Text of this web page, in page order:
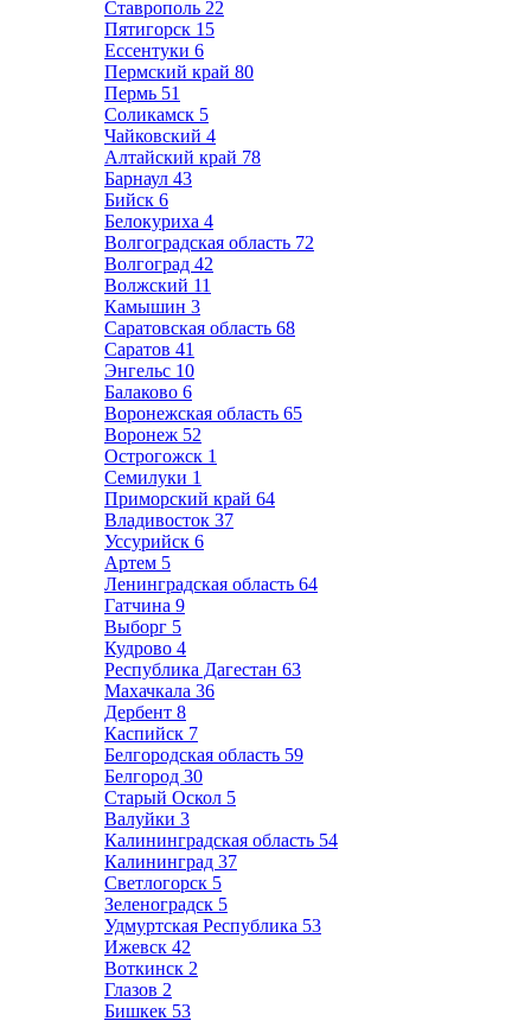
Ставрополь 22
Пятигорск 15
Ессентуки 6
Пермский край 80
Пермь 51
Соликамск 5
Чайковский 4
Алтайский край 78
Барнаул 43
Бийск 6
Белокуриха 4
Волгоградская область 72
Волгоград 42
Волжский 11
Камышин 3
Саратовская область 68
Саратов 41
Энгельс 10
Балаково 6
Воронежская область 65
Воронеж 52
Острогожск 1
Семилуки 1
Приморский край 64
Владивосток 37
Уссурийск 6
Артем 5
Ленинградская область 64
Гатчина 9
Выборг 5
Кудрово 4
Республика Дагестан 63
Махачкала 36
Дербент 8
Каспийск 7
Белгородская область 59
Белгород 30
Старый Оскол 5
Валуйки 3
Калининградская область 54
Калининград 37
Светлогорск 5
Зеленоградск 5
Удмуртская Республика 53
Ижевск 42
Воткинск 2
Глазов 2
Бишкек 53